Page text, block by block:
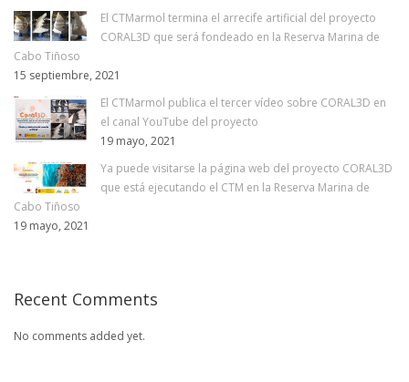
El CTMarmol termina el arrecife artificial del proyecto
CORAL3D que será fondeado en la Reserva Marina de
Cabo Tiñoso
15 septiembre, 2021
El CTMarmol publica el tercer vídeo sobre CORAL3D en
el canal YouTube del proyecto
19 mayo, 2021
Ya puede visitarse la página web del proyecto CORAL3D
que está ejecutando el CTM en la Reserva Marina de
Cabo Tiñoso
19 mayo, 2021
Recent Comments
No comments added yet.